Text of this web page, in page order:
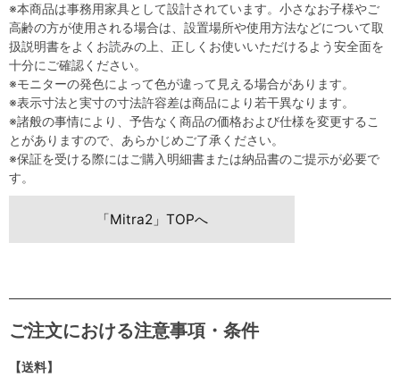
※本商品は事務用家具として設計されています。小さなお子様やご
高齢の方が使用される場合は、設置場所や使用方法などについて取
扱説明書をよくお読みの上、正しくお使いいただけるよう安全面を
十分にご確認ください。
※モニターの発色によって色が違って見える場合があります。
※表示寸法と実寸の寸法許容差は商品により若干異なります。
※諸般の事情により、予告なく商品の価格および仕様を変更するこ
とがありますので、あらかじめご了承ください。
※保証を受ける際にはご購入明細書または納品書のご提示が必要で
す。
「Mitra2」TOPへ
ご注文における注意事項・条件
【送料】